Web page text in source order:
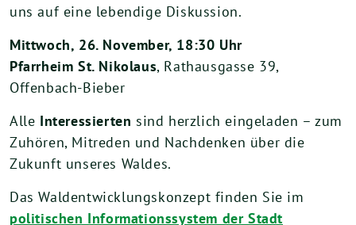
uns auf eine lebendige Diskussion.
Mittwoch, 26. November, 18:30 Uhr
Pfarrheim St. Nikolaus, Rathausgasse 39,
Offenbach-Bieber
Alle Interessierten sind herzlich eingeladen – zum
Zuhören, Mitreden und Nachdenken über die
Zukunft unseres Waldes.
Das Waldentwicklungskonzept finden Sie im
politischen Informationssystem der Stadt